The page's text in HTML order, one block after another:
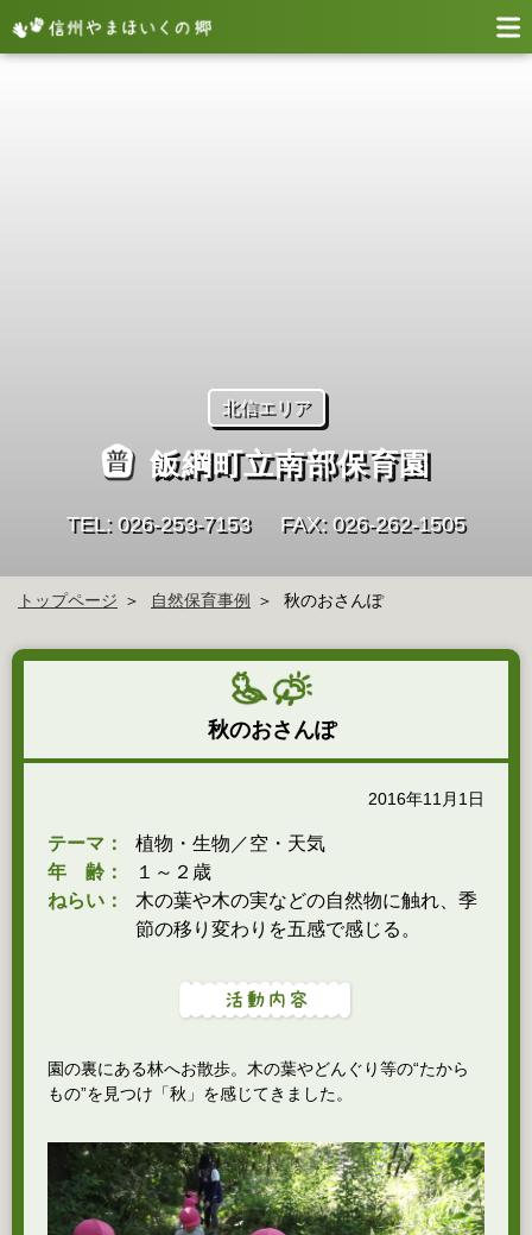
北信エリア
飯綱町立南部保育園
TEL: 026-253-7153 FAX: 026-262-1505
トップページ 自然保育事例 秋のおさんぽ
秋のおさんぽ
2016年11月1日
テーマ：
植物・生物／空・天気
年 齢：
１～２歳
ねらい：
木の葉や木の実などの自然物に触れ、季
節の移り変わりを五感で感じる。
園の裏にある林へお散歩。木の葉やどんぐり等の“たから
もの”を見つけ「秋」を感じてきました。